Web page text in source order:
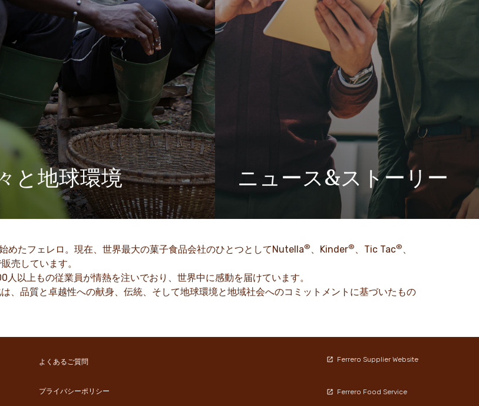
と地球環境
営の企業として、尊敬、誠実、革新といった価値観
世代にもわたって私たちの企業文化に組み込まれて
見る
ニュース&ストーリー
ニュースルームでは、フェレロとそのブランドに関する最
新情報、ストーリー、プレスリリースをご覧いただけま
めたフェレロ。現在、世界最大の菓子食品会社のひとつとしてNutella® 、Kinder® 、Tic Tac®
売しています。
以上もの従業員が情熱を注いでおり、世界中に感動を届けています。
、品質と卓越性への献身、伝統、そして地球環境と地域社会へのコミットメントに基づいたもの
よくあるご質問
プライバシーポリシー
Ferrero Supplier Website
Ferrero Food Service